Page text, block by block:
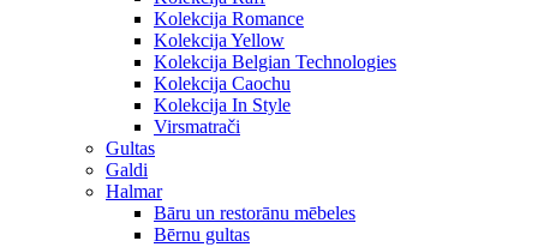
Kolekcija Romance
Kolekcija Yellow
Kolekcija Belgian Technologies
Kolekcija Caochu
Kolekcija In Style
Virsmatrači
Gultas
Galdi
Halmar
Bāru un restorānu mēbeles
Bērnu gultas